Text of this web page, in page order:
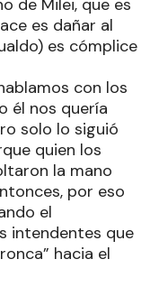
de Milei, que es
es dañar al
es cómplice
con los
él nos quería
solo lo siguió
quien los
la mano
por eso
el
intendentes que
hacia el